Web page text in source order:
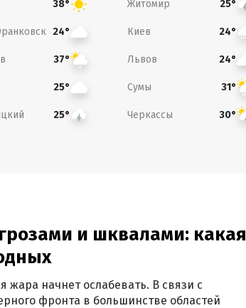
38° Житомир 25°
24° Киев 24°
37° Львов 24°
25° Сумы 31°
25° Черкассы 30°
и шквалами: какая
жара начнет ослабевать. В связи с
фронта в большинстве областей